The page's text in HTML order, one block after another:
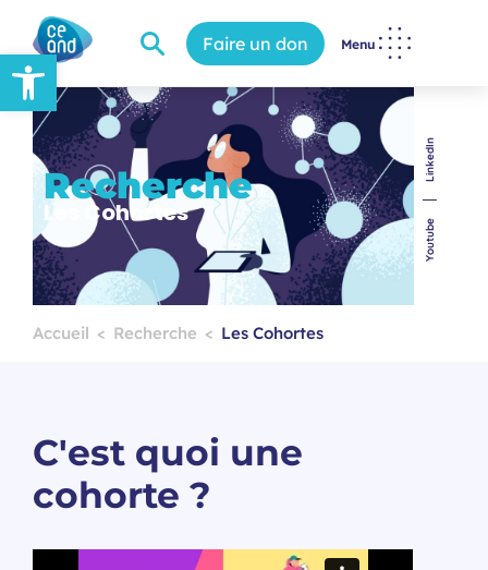
Ouvrir la barre d’outils Faire un don Menu
Youtube
LinkedIn
Recherche
Les Cohortes
Accueil Recherche Les Cohortes
C'est quoi une
cohorte ?